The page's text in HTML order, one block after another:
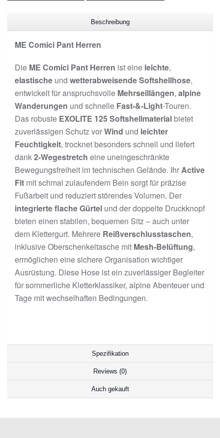
Beschreibung
ME Comici Pant Herren
Die ME Comici Pant Herren ist eine leichte,
elastische und wetterabweisende Softshellhose,
entwickelt für anspruchsvolle Mehrseillängen, alpine
Wanderungen und schnelle Fast-&-Light-Touren.
Das robuste EXOLITE 125 Softshellmaterial bietet
zuverlässigen Schutz vorWind und leichter
Feuchtigkeit, trocknet besonders schnell und liefert
dank2-Wegestretch eine uneingeschränkte
Bewegungsfreiheit im technischen Gelände. IhrActive
Fit mit schmal zulaufendem Bein sorgt für präzise
Fußarbeit und reduziert störendes Volumen. Der
integrierte flache Gürtel und der doppelte Druckknopf
bieten einen stabilen, bequemen Sitz – auch unter
dem Klettergurt. Mehrere Reißverschlusstaschen,
inklusive Oberschenkeltasche mit Mesh-Belüftung,
ermöglichen eine sichere Organisation wichtiger
Ausrüstung. Diese Hose ist ein zuverlässiger Begleiter
für sommerliche Kletterklassiker, alpine Abenteuer und
Tage mit wechselhaften Bedingungen.
Spezifikation
Reviews (0)
Auch gekauft